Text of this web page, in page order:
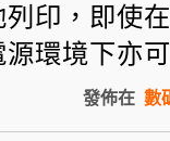
列印，即使
源環境下亦
發佈在 數